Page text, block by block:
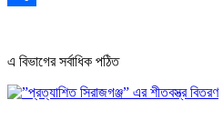
এ বিভাগের সর্বাধিক পঠিত